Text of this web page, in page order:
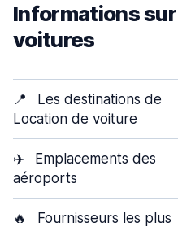
Informations
voitures
📍
Les destinations de
Location de voiture
✈️
Emplacements des
aéroports
🔥
Fournisseurs les plus